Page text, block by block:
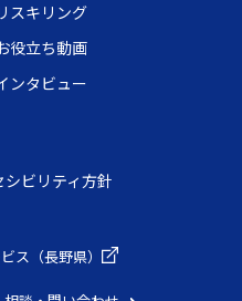
スキリング
役立ち動画
ンタビュー
シビリティ方針
ス（長野県）